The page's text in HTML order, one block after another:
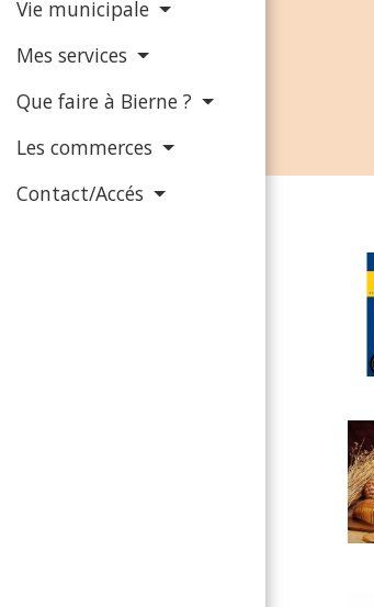
Vie municipale
Mes services
Que faire à Bierne ?
Les commerces
Contact/Accés